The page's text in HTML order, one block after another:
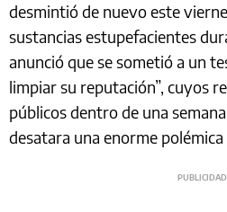
desmintió de nuevo este
sustancias estupefacientes
anunció que se sometió a un
limpiar su reputación”, cuyos
públicos dentro de una
desatara una enorme polémica